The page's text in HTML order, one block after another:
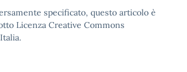
specificato, questo articolo è
Licenza Creative Commons